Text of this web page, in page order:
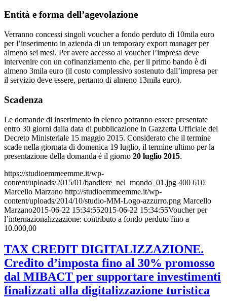
Entità e forma dell’agevolazione
Verranno concessi singoli voucher a fondo perduto di 10mila euro
per l’inserimento in azienda di un temporary export manager per
almeno sei mesi. Per avere accesso al voucher l’impresa deve
intervenire con un cofinanziamento che, per il primo bando è di
almeno 3mila euro (il costo complessivo sostenuto dall’impresa per
il servizio deve essere, pertanto di almeno 13mila euro).
Scadenza
Le domande di inserimento in elenco potranno essere presentate
entro 30 giorni dalla data di pubblicazione in Gazzetta Ufficiale del
Decreto Ministeriale 15 maggio 2015. Considerato che il termine
scade nella giornata di domenica 19 luglio, il termine ultimo per la
presentazione della domanda è il giorno 20 luglio 2015.
https://studioemmeemme.it/wp-
content/uploads/2015/01/bandiere_nel_mondo_01.jpg 400 610
Marcello Marzano http://studioemmeemme.it/wp-
content/uploads/2014/10/studio-MM-Logo-azzurro.png Marcello
Marzano2015-06-22 15:34:552015-06-22 15:34:55Voucher per
l’internazionalizzazione: contributo a fondo perduto fino a
10.000,00
TAX CREDIT DIGITALIZZAZIONE.
Credito d’imposta fino al 30% promosso
dal MIBACT per supportare investimenti
finalizzati alla digitalizzazione turistica